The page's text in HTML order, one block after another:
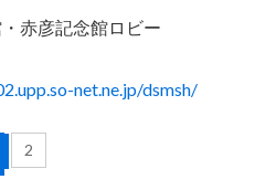
彦記念館ロビー
net.ne.jp/dsmsh/
2